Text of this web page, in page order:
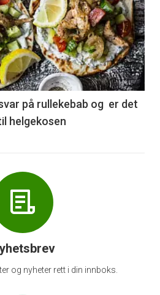
på rullekebab og er det
helgekosen
og nyheter rett i din innboks.